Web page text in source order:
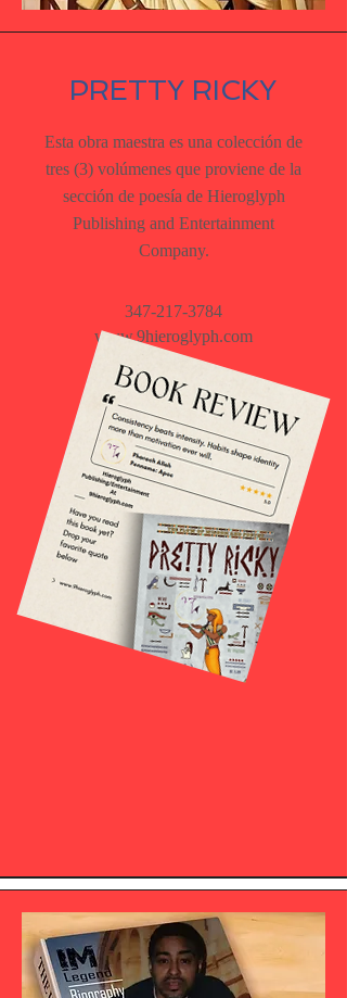
PRETTY RICKY
Esta obra maestra es una colección de
tres (3) volúmenes que proviene de la
sección de poesía de Hieroglyph
Publishing and Entertainment
Company.
347-217-3784
www.9hieroglyph.com